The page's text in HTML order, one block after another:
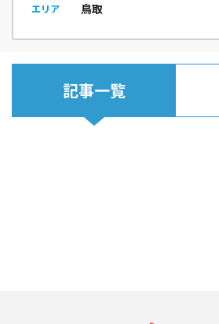
エリア
記事一覧